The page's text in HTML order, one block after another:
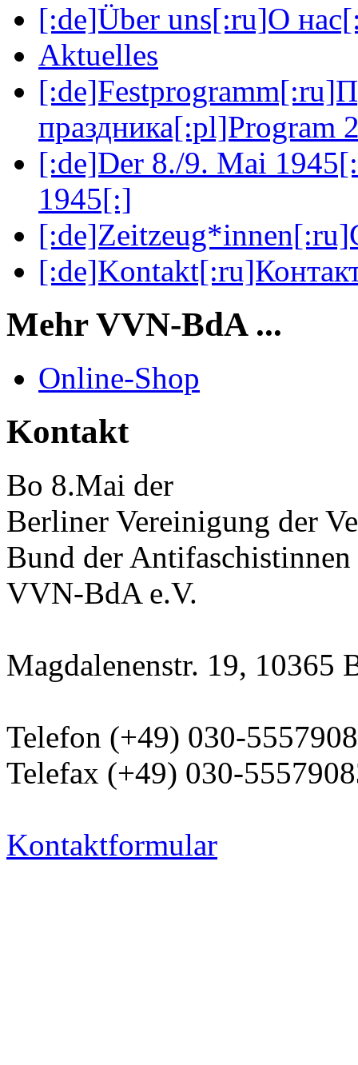
[:de]Über uns[:ru]О
Aktuelles
праздника[:pl]Program
[:de]Der 8./9. Mai
1945[:]
Mehr VVN-BdA ...
Online-Shop
Kontakt
Bo 8.Mai der
Berliner Vereinigung der
Bund der
VVN-BdA e.V.
Magdalenenstr. 19, 10365
Telefon (+49) 030-
Telefax (+49) 030-
Kontaktformular